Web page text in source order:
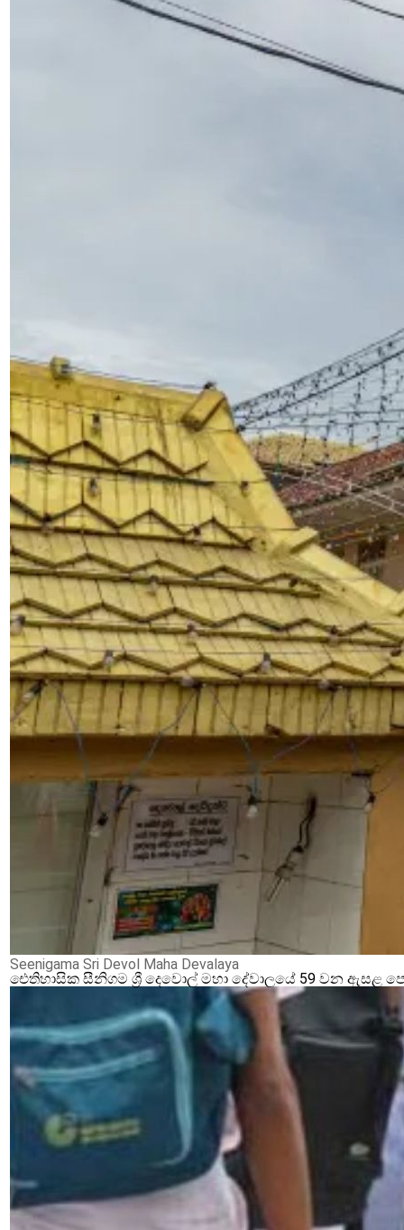
Seenigama Sri Devol Maha Devalaya
ඓතිහාසික සීනිගම ශ්‍රී දෙවොල් මහා දේවාලයේ 59 වන ඇසළ